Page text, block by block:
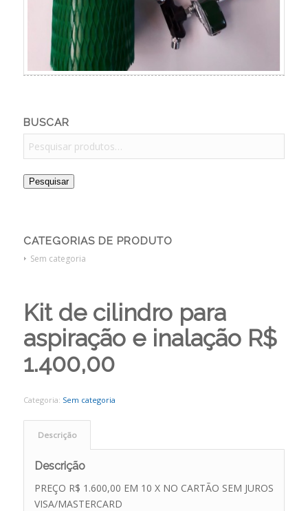
BUSCAR
Pesquisar
CATEGORIAS DE PRODUTO
Sem categoria
Kit de cilindro para
aspiração e inalação R$
1.400,00
Categoria: Sem categoria
Descrição
Descrição
PREÇO R$ 1.600,00 EM 10 X NO CARTÃO SEM JUROS
VISA/MASTERCARD